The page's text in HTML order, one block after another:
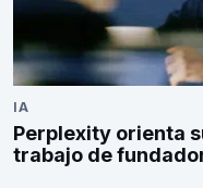
IA
Perplexity orienta
trabajo de